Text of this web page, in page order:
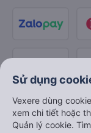
Sử dụng
Vexere dùng
xem chi tiết hoặc
Quản lý cookie.